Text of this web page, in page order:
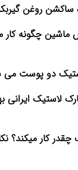
ساکشن روغن
ماشین چگونه کار
دو پوست می
لاستیک ایرانی
چقدر کار میکند؟